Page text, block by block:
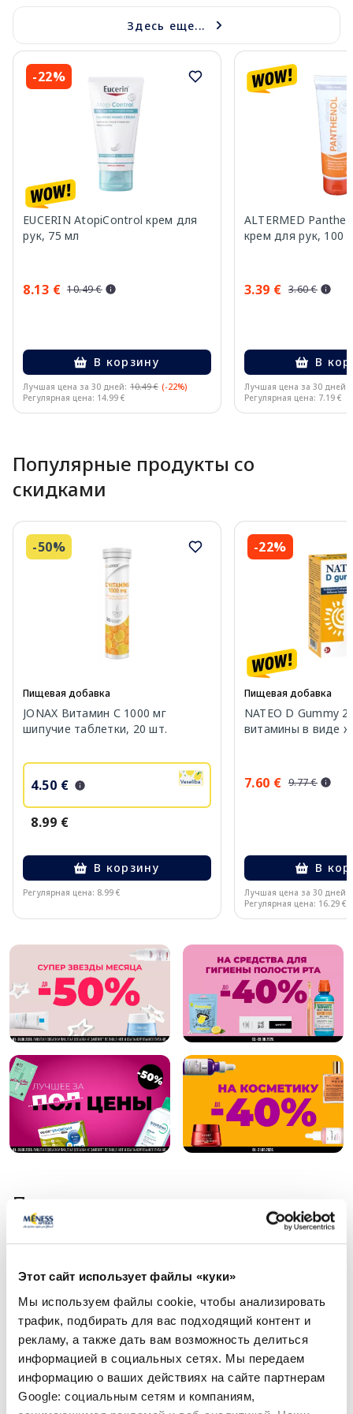
Этот сайт использует файлы «куки»
Мы используем файлы cookie, чтобы анализировать
трафик, подбирать для вас подходящий контент и
рекламу, а также дать вам возможность делиться
информацией в социальных сетях. Мы передаем
информацию о ваших действиях на сайте партнерам
Google: социальным сетям и компаниям,
Здесь еще...
-22%
EUCERIN AtopiControl крем для
рук, 75 мл
8.13 € 10.49 €
В корзину
Лучшая цена за 30 дней: 10.49 € (-22%)
Регулярная цена: 14.99 €
ALTERMED
крем для рук, 100
3.39 € 3.60 €
В
Лучшая цена за 30 дней:
Регулярная цена: 7.19 €
Популярные продукты со
скидками
-50%
Пищевая добавка
JONAX Витамин С 1000 мг
шипучие таблетки, 20 шт.
4.50 €
8.99 €
В корзину
Регулярная цена: 8.99 €
-22%
Пищевая добавка
NATEO D Gummy
витамины в виде
7.60 € 9.77 €
В
Лучшая цена за 30 дней:
Регулярная цена: 16.29 €
Популярные в категории
FAITH IN NATURE Grapefruit &
DR.HAUSCHKA